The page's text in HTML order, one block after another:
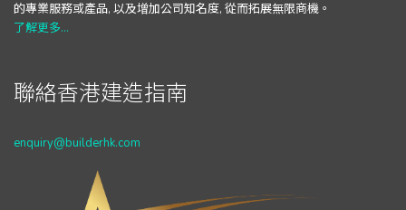
的專業服務或產品, 以及增加公司知名度, 從而拓展無限商機。
了解更多...
聯絡香港建造指南
enquiry@builderhk.com